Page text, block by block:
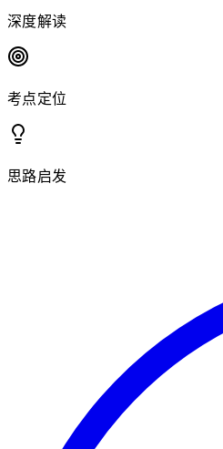
深度解读
考点定位
思路启发